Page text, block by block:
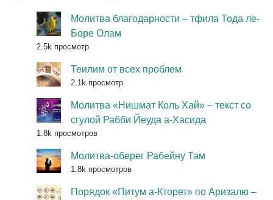
Молитва благодарности – тфила Тода ле-
Боре Олам
2.5k просмотр
Теилим от всех проблем
2.1k просмотр
Молитва «Нишмат Коль Хай» – текст со
сгулой Рабби Йеуда а-Хасида
1.8k просмотров
Молитва-оберег Рабейну Там
1.8k просмотров
Порядок «Питум а-Кторет» по Аризалю –